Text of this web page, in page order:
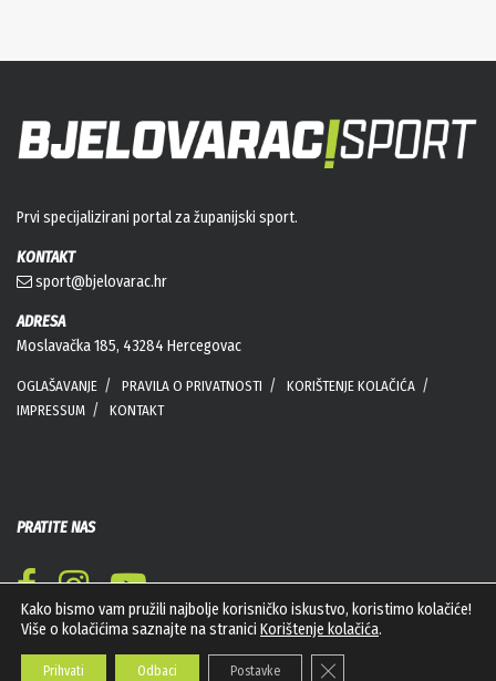
Prvi specijalizirani portal za županijski sport.
KONTAKT
sport@bjelovarac.hr
ADRESA
Moslavačka 185, 43284 Hercegovac
OGLAŠAVANJE PRAVILA O PRIVATNOSTI
KORIŠTENJE KOLAČIĆA
IMPRESSUM
KONTAKT
PRATITE NAS
Kako bismo vam pružili najbolje korisničko iskustvo, koristimo kolačiće!
Više o kolačićima saznajte na stranici Korištenje kolačića.
Prihvati Odbaci Postavke Close GDPR Cookie Banner